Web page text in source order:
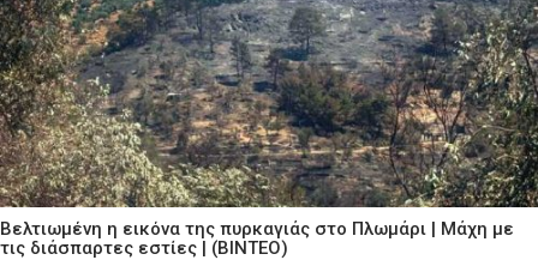
Βελτιωμένη η εικόνα της πυρκαγιάς στο Πλωμάρι | Μάχη με
τις διάσπαρτες εστίες | (ΒΙΝΤΕΟ)